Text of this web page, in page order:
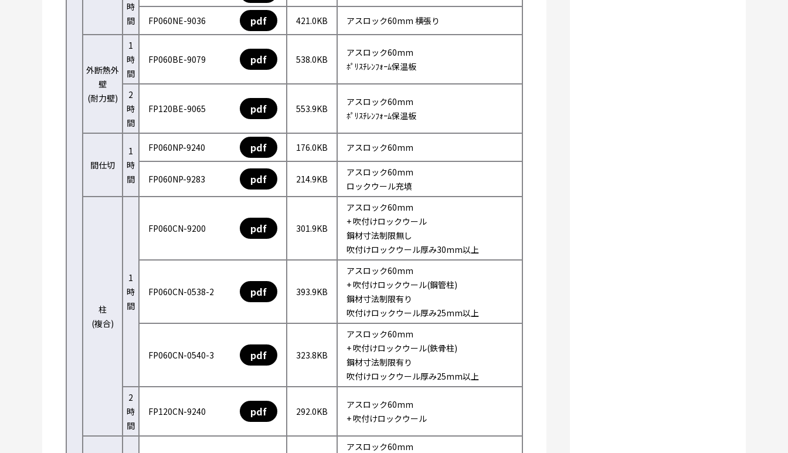
時
間
FP060NE-9036 pdf 421.0KB アスロック60mm 横張り
外断熱外
壁
(耐力壁)
1
時
間
FP060BE-9079 pdf 538.0KB
アスロック60mm
ﾎﾟﾘｽﾁﾚﾝﾌｫｰﾑ保温板
2
時
間
FP120BE-9065 pdf 553.9KB
アスロック60mm
ﾎﾟﾘｽﾁﾚﾝﾌｫｰﾑ保温板
間仕切
1
時
間
FP060NP-9240 pdf 176.0KB アスロック60mm
FP060NP-9283 pdf 214.9KB
アスロック60mm
ロックウール充填
柱
(複合)
1
時
間
FP060CN-9200 pdf 301.9KB
アスロック60mm
+ 吹付けロックウール
鋼材寸法制限無し
吹付けロックウール厚み30mm以上
FP060CN-0538-2 pdf 393.9KB
アスロック60mm
+ 吹付けロックウール(鋼管柱)
鋼材寸法制限有り
吹付けロックウール厚み25mm以上
FP060CN-0540-3 pdf 323.8KB
アスロック60mm
+ 吹付けロックウール(鉄骨柱)
鋼材寸法制限有り
吹付けロックウール厚み25mm以上
2
時
間
FP120CN-9240 pdf 292.0KB
アスロック60mm
+ 吹付けロックウール
アスロック60mm